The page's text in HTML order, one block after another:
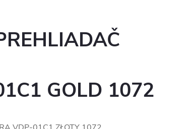
GOLD 1072